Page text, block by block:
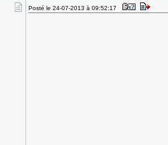
Posté le 24-07-2013 à 09:52:17